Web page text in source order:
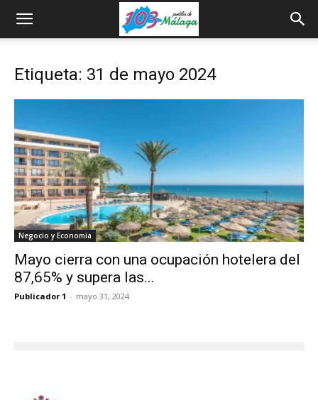
Etiqueta: 31 de mayo 2024
Negocio y Economía
Mayo cierra con una ocupación hotelera del
87,65% y supera las...
Publicador 1 - mayo 31, 2024